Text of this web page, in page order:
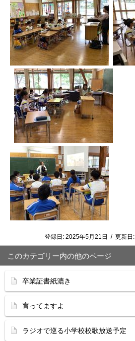
登録日: 2025年5月21日 / 更新日:
このカテゴリー内の他のページ
卒業証書紙漉き
育ってますよ
ラジオで巡る小学校校歌放送予定